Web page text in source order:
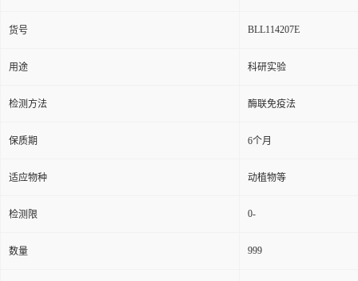
货号 BLL114207E
用途 科研实验
检测方法 酶联免疫法
保质期 6个月
适应物种 动植物等
检测限 0-
数量 999